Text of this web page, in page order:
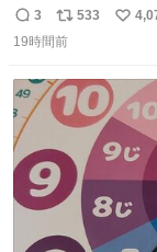
まうことから、
うにこのような
返
信
3
リ
ポ
ト
数
533
い
数
19時間前